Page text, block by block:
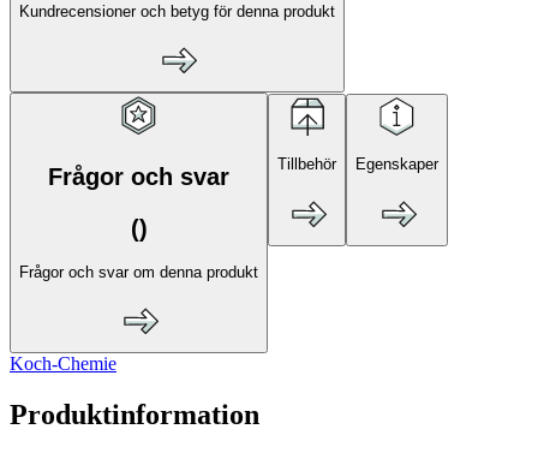
Kundrecensioner och betyg för denna produkt
Frågor och svar
()
Frågor och svar om denna produkt
Tillbehör Egenskaper
Koch-Chemie
Produktinformation